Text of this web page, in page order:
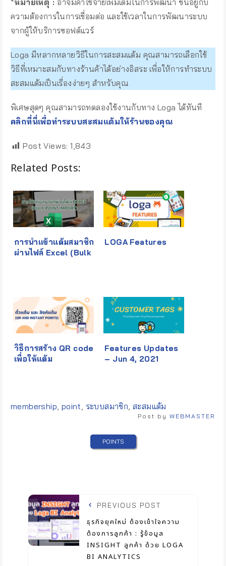
*หมายเหตุ : อาจมีค่าใช้จ่ายเพิ่มเติมในการพัฒนา ขึ้นอยู่กับ
ความต้องการในการเชื่อมต่อ และใช้เวลาในการพัฒนาระบบ
จากผู้ให้บริการซอฟต์แวร์
Loga มีหลากหลายวิธีในการสะสมแต้ม คุณสามารถเลือกใช้
วิธีที่เหมาะสมกับทางร้านค้าได้อย่างอิสระ เพื่อให้การทำระบบ
สะสมแต้มเป็นเรื่องง่ายๆ สำหรับคุณ
พิเศษสุดๆ คุณสามารถทดลองใช้งานกับทาง Loga ได้ทันที
คลิกที่นี่เพื่อทำระบบสะสมแต้มให้ร้านของคุณ
Post Views: 1,843
Related Posts:
การนำเเข้าแต้มสมาชิก
ผ่านไฟล์ Excel (Bulk
LOGA Features
วิธีการสร้าง QR code
เพื่อให้แต้ม
Features Updates
– Jun 4, 2021
Tags:
membership, point, ระบบสมาชิก,สะสมแต้ม
Post by WEBMASTER
POINTS
PREVIOUS POST
ธุรกิจยุคใหม่ ต้องเข้าใจความ
ต้องการลูกค้า : รู้ข้อมูล
INSIGHT ลูกค้า ด้วย LOGA
BI ANALYTICS